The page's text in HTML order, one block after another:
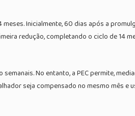
Inicialmente, 60 dias após a
redução, completando o ciclo de 14
No entanto, a PEC permite,
seja compensado no mesmo mês e